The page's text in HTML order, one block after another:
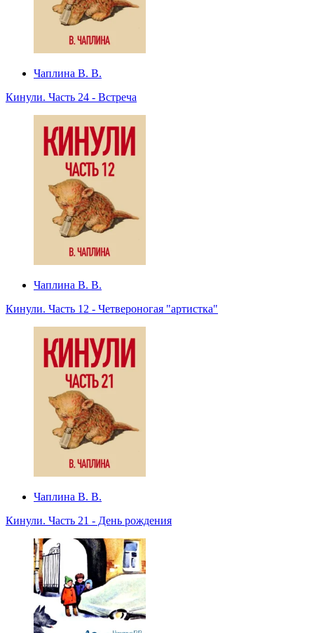
Чаплина В. В.
Кинули. Часть 24 - Встреча
Чаплина В. В.
Кинули. Часть 12 - Четвероногая "артистка"
Чаплина В. В.
Кинули. Часть 21 - День рождения